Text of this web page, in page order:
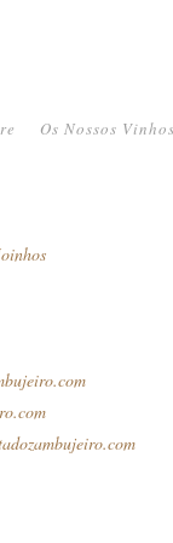
Os Nossos